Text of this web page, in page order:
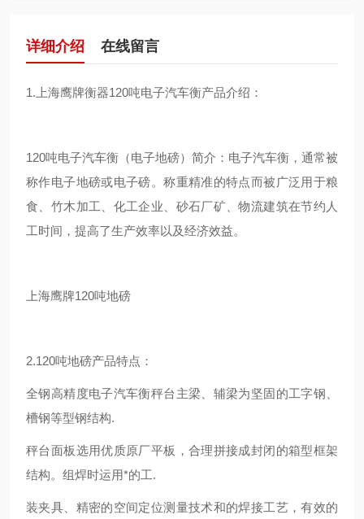
详细介绍 在线留言
1.上海鹰牌衡器120吨电子汽车衡产品介绍：
120吨电子汽车衡（电子地磅）简介：电子汽车衡，通常被
称作电子地磅或电子磅。称重精准的特点而被广泛用于粮
食、竹木加工、化工企业、砂石厂矿、物流建筑在节约人
工时间，提高了生产效率以及经济效益。
上海鹰牌120吨地磅
2.120吨地磅产品特点：
全钢高精度电子汽车衡秤台主梁、辅梁为坚固的工字钢、
槽钢等型钢结构.
秤台面板选用优质原厂平板，合理拼接成封闭的箱型框架
结构。组焊时运用*的工.
装夹具、精密的空间定位测量技术和的焊接工艺，有效的